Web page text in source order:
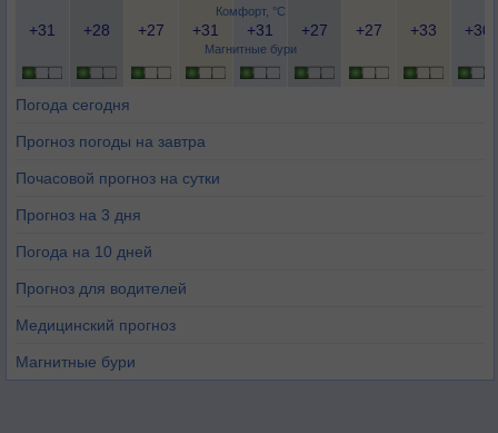
Комфорт, °C
Магнитные бури
+31 +28 +27 +31 +31 +27 +27 +33 +30
Погода сегодня
Прогноз погоды на завтра
Почасовой прогноз на сутки
Прогноз на 3 дня
Погода на 10 дней
Прогноз для водителей
Медицинский прогноз
Магнитные бури